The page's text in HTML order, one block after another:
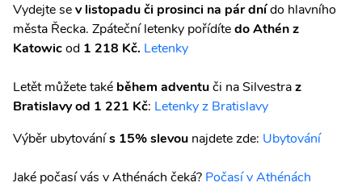
Vydejte sev listopadu či prosinci na pár dnído hlavního
města Řecka. Zpáteční letenky pořídítedo Athénz
Katowicod 1 218 Kč. Letenky
Letět můžete také během adventuči na Silvestraz
Bratislavy od 1 221 Kč: Letenky z Bratislavy
Výběr ubytovánís 15% slevou najdete zde: Ubytování
Jaké počasí vás v Athénách čeká? Počasí v Athénách